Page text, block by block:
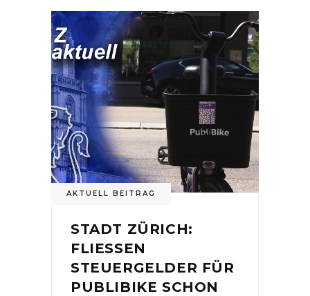
AKTUELL BEITRAG
STADT ZÜRICH:
FLIESSEN
STEUERGELDER FÜR
PUBLIBIKE SCHON